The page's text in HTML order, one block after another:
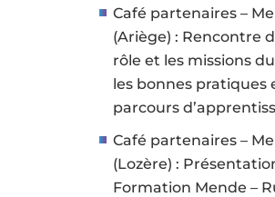
Café partenaires –
(Ariège) : Rencontre
rôle et les missions
les bonnes pratiques
parcours
Café partenaires –
(Lozère) :
Formation Mende –